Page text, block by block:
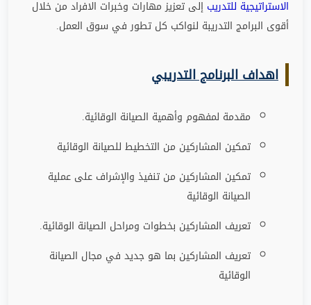
الاستراتيجية للتدريب إلى تعزيز مهارات وخبرات الافراد من خلال
أقوى البرامج التدريبة لنواكب كل تطور في سوق العمل.
اهداف البرنامج التدريبي
مقدمة لمفهوم وأهمية الصيانة الوقائية.
تمكين المشاركين من التخطيط للصيانة الوقائية
تمكين المشاركين من تنفيذ والإشراف على عملية
الصيانة الوقائية
تعريف المشاركين بخطوات ومراحل الصيانة الوقائية.
تعريف المشاركين بما هو جديد في مجال الصيانة
الوقائية